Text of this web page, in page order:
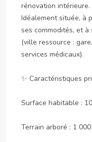
rénovation intérieure.
Idéalement située, à
ses commodités, et
(ville ressource :
services médicaux).
✨ Caractéristiques
Surface habitable :
Terrain arboré : 1 000